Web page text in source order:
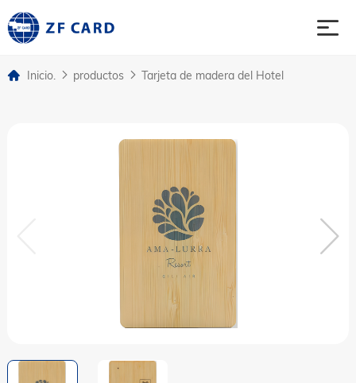
Contacto contacto
Inicio. productos Tarjeta de madera del Hotel